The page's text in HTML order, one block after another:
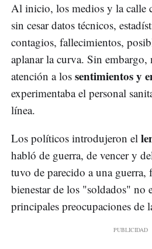
Al inicio, los medios y la calle
sin cesar datos técnicos,
contagios, fallecimientos,
aplanar la curva. Sin embargo,
atención a los sentimientos y
experimentaba el personal
línea.
Los políticos introdujeron el
habló de guerra, de vencer y
tuvo de parecido a una guerra,
bienestar de los "soldados" no
principales preocupaciones de